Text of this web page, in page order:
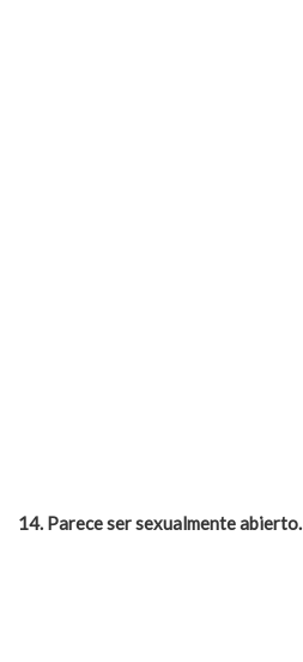
14. Parece ser sexualmente abierto.